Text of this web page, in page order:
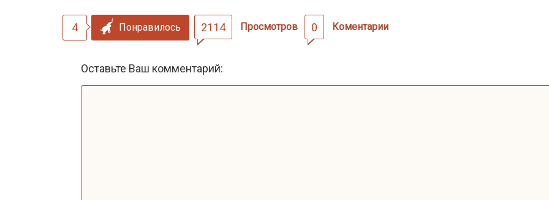
4 Понравилось 2114 Просмотров 0 Коментарии
Оставьте Ваш комментарий: